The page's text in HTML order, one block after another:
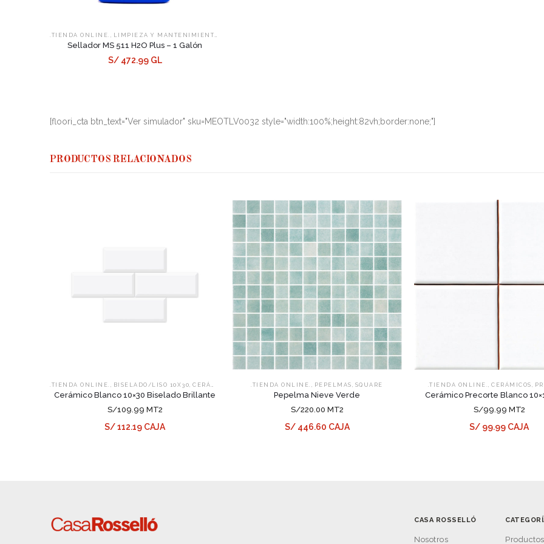
.TIENDA ONLINE. , LIMPIEZA Y MANTENIMIENTO
Sellador MS 511 H2O Plus – 1 Galón
S/ 472.99 GL
[floori_cta btn_text="Ver simulador" sku=MEOTLV0032 style="width:100%;height:82vh;border:none;"]
PRODUCTOS RELACIONADOS
.TIENDA ONLINE. , BISELADO/LISO 10X30, CERÁMICOS
Cerámico Blanco 10×30 Biselado Brillante
S/109.99 MT2
S/ 112.19 CAJA
.TIENDA ONLINE. , PEPELMAS , SQUARE
Pepelma Nieve Verde
S/220.00 MT2
S/ 446.60 CAJA
.TIENDA ONLINE. , CERÁMICOS ,
Cerámico Precorte Blanco
S/99.99 MT2
S/ 99.99 CAJA
CASA ROSSELLÓ
Nosotros Productos